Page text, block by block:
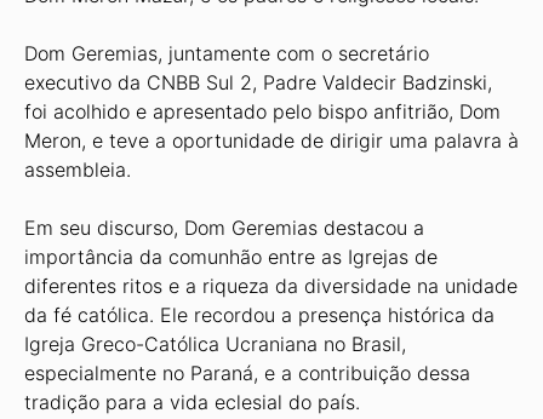
Dom Geremias, juntamente com o secretário
executivo da CNBB Sul 2, Padre Valdecir Badzinski,
foi acolhido e apresentado pelo bispo anfitrião, Dom
Meron, e teve a oportunidade de dirigir uma palavra à
assembleia.
Em seu discurso, Dom Geremias destacou a
importância da comunhão entre as Igrejas de
diferentes ritos e a riqueza da diversidade na unidade
da fé católica. Ele recordou a presença histórica da
Igreja Greco-Católica Ucraniana no Brasil,
especialmente no Paraná, e a contribuição dessa
tradição para a vida eclesial do país.